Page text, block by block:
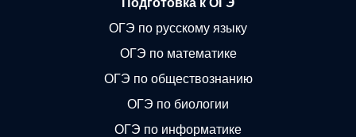
Подготовка к ОГЭ
ОГЭ по русскому языку
ОГЭ по математике
ОГЭ по обществознанию
ОГЭ по биологии
ОГЭ по информатике